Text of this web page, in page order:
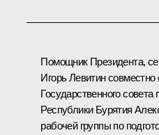
Помощник Президента,
Игорь Левитин
Государственного
Республики Бурятия
рабочей группы по